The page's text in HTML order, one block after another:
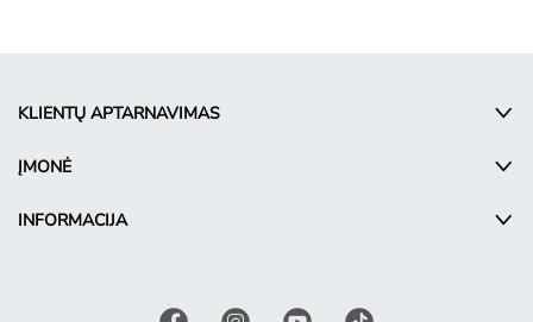
KLIENTŲ APTARNAVIMAS
ĮMONĖ
INFORMACIJA